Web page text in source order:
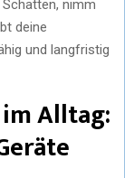
nimm
deine
und langfristig
Alltag: